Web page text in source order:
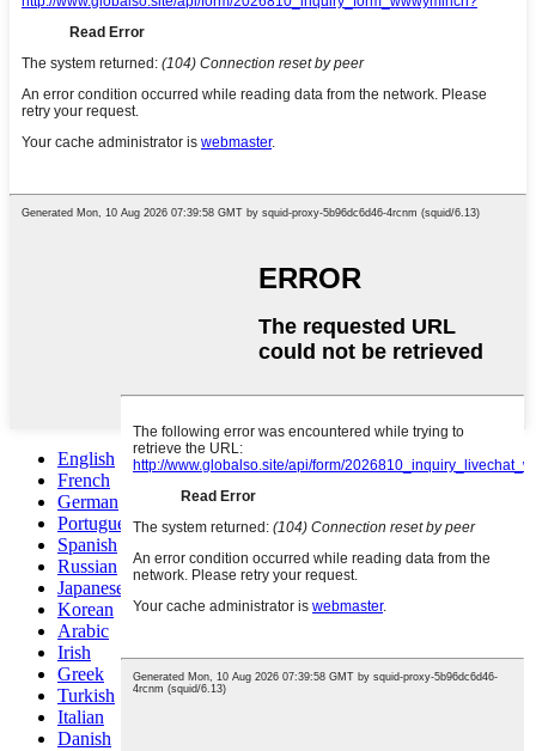
English
French
German
Portuguese
Spanish
Russian
Japanese
Korean
Arabic
Irish
Greek
Turkish
Italian
Danish